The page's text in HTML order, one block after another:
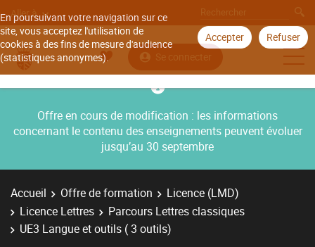
En poursuivant votre navigation sur ce
site, vous acceptez l'utilisation de
cookies à des fins de mesure d'audience
(statistiques anonymes).
Accepter Refuser
Aller à
Se connecter
Offre en cours de modification : les informations
concernant le contenu des enseignements peuvent évoluer
jusqu’au 30 septembre
Accueil Offre de formation
Licence (LMD)
Licence Lettres
Parcours Lettres classiques
UE3 Langue et outils ( 3 outils)